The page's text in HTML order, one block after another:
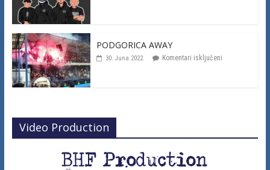
PODGORICA AWAY
30. Juna 2022. Komentari isključeni
Video Production